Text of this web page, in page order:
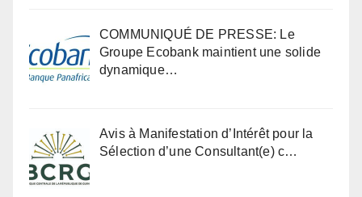
COMMUNIQUÉ DE PRESSE: Le
Groupe Ecobank maintient une solide
dynamique…
Avis à Manifestation d’Intérêt pour la
Sélection d’une Consultant(e) c…